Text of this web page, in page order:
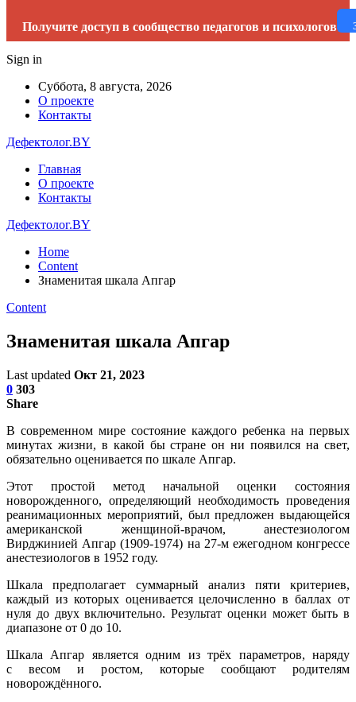
Получите доступ в сообщество педагогов и психологов
Sign in
Суббота, 8 августа, 2026
О проекте
Контакты
Дефектолог.BY
Главная
О проекте
Контакты
Дефектолог.BY
Home
Content
Знаменитая шкала Апгар
Content
Знаменитая шкала Апгар
Last updated Окт 21, 2023
0 303
Share
В современном мире состояние каждого ребенка на первых
минутах жизни, в какой бы стране он ни появился на свет,
обязательно оценивается по шкале Апгар.
Этот простой метод начальной оценки состояния
новорожденного, определяющий необходимость проведения
реанимационных мероприятий, был предложен выдающейся
американской женщиной-врачом, анестезиологом
Вирджинией Апгар (1909-1974) на 27-м ежегодном конгрессе
анестезиологов в 1952 году.
Шкала предполагает суммарный анализ пяти критериев,
каждый из которых оценивается целочисленно в баллах от
нуля до двух включительно. Результат оценки может быть в
диапазоне от 0 до 10.
Шкала Апгар является одним из трёх параметров, наряду
с весом и ростом, которые сообщают родителям
новорождённого.